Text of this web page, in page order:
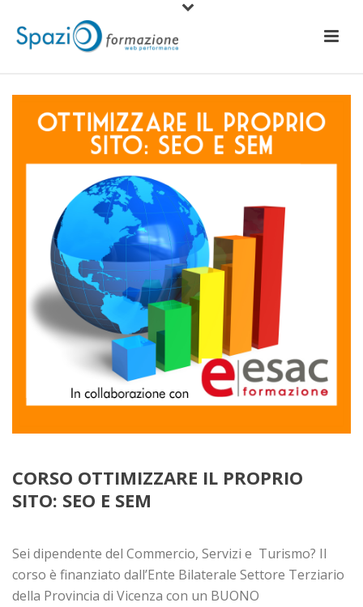
CORSO OTTIMIZZARE IL PROPRIO
SITO: SEO E SEM
Sei dipendente del Commercio, Servizi e Turismo? Il
corso è finanziato dall’Ente Bilaterale Settore Terziario
della Provincia di Vicenza con un BUONO